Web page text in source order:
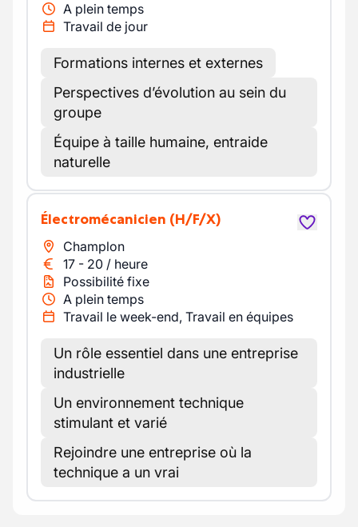
A plein temps
Travail de jour
Formations internes et externes
Perspectives d’évolution au sein du
groupe
Équipe à taille humaine, entraide
naturelle
Électromécanicien (H/F/X)
Champlon
17 - 20 / heure
Possibilité fixe
A plein temps
Travail le week-end, Travail en équipes
Un rôle essentiel dans une entreprise
industrielle
Un environnement technique
stimulant et varié
Rejoindre une entreprise où la
technique a un vrai